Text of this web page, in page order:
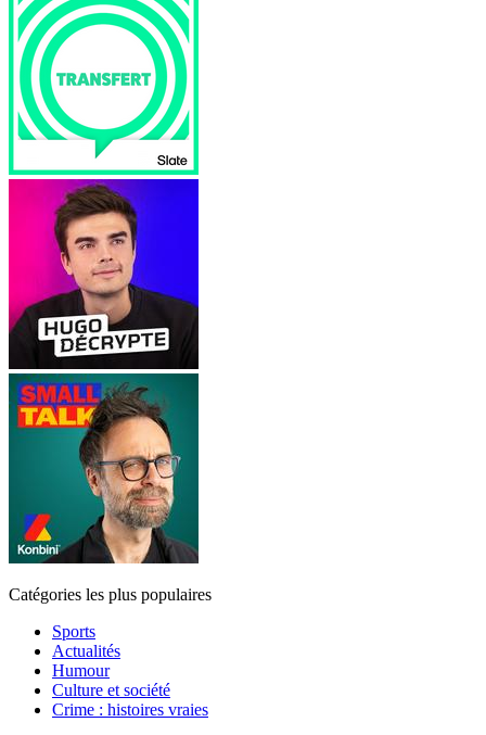
Catégories les plus populaires
Sports
Actualités
Humour
Culture et société
Crime : histoires vraies